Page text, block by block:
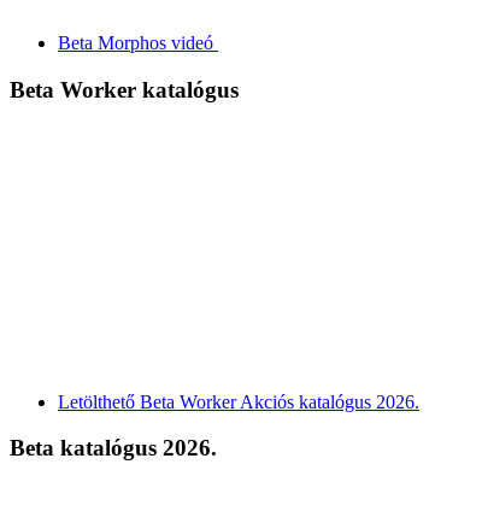
Beta Morphos videó
Beta Worker katalógus
Letölthető Beta Worker Akciós katalógus 2026.
Beta katalógus 2026.